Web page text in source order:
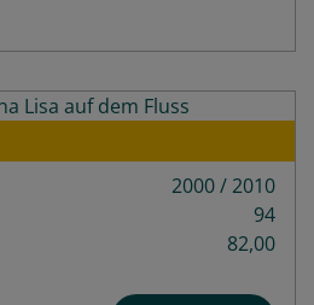
2000 / 2010
94
82,00